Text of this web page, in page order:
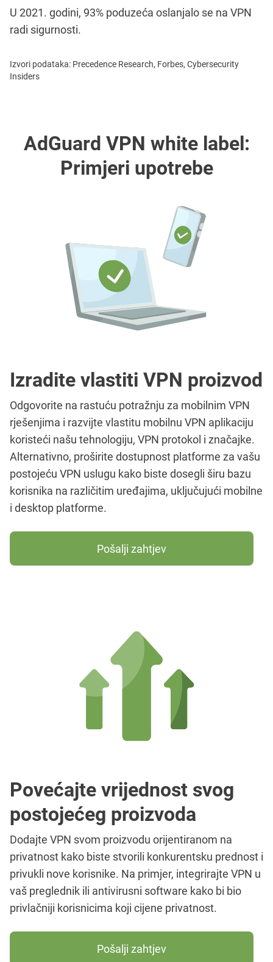
U 2021. godini, 93% poduzeća oslanjalo se na VPN
radi sigurnosti.
Izvori podataka: Precedence Research, Forbes, Cybersecurity
Insiders
AdGuard VPN white label:
Primjeri upotrebe
Izradite vlastiti VPN proizvod
Odgovorite na rastuću potražnju za mobilnim VPN
rješenjima i razvijte vlastitu mobilnu VPN aplikaciju
koristeći našu tehnologiju, VPN protokol i značajke.
Alternativno, proširite dostupnost platforme za vašu
postojeću VPN uslugu kako biste dosegli širu bazu
korisnika na različitim uređajima, uključujući mobilne
i desktop platforme.
Pošalji zahtjev
Povećajte vrijednost svog
postojećeg proizvoda
Dodajte VPN svom proizvodu orijentiranom na
privatnost kako biste stvorili konkurentsku prednost i
privukli nove korisnike. Na primjer, integrirajte VPN u
vaš preglednik ili antivirusni software kako bi bio
privlačniji korisnicima koji cijene privatnost.
Pošalji zahtjev